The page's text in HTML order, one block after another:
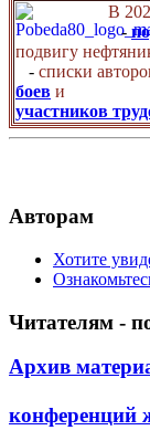
В
-
подвигу
- списки
боев и
участников
Авторам
Хотите
Читателям -
Архив
конференций